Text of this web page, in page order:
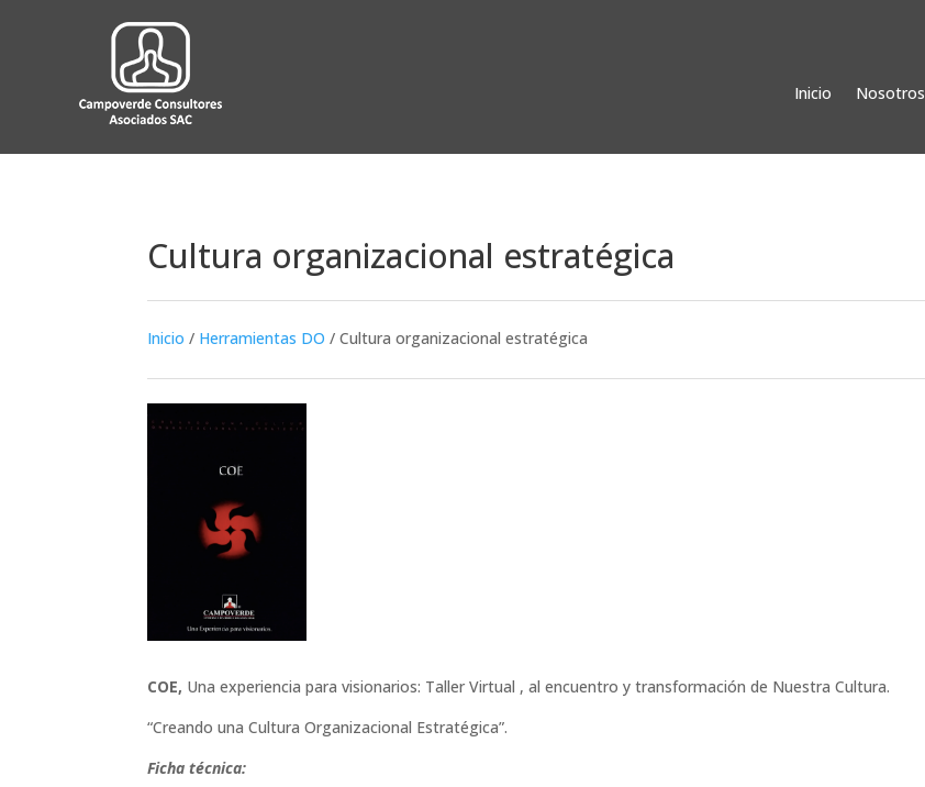
Inicio Nosotros
Cultura organizacional estratégica
Inicio / Herramientas DO /Cultura organizacional estratégica
COE, Una experiencia para visionarios: Taller Virtual , al encuentro y transformación de Nuestra Cultura.
“Creando una Cultura Organizacional Estratégica”.
Ficha técnica: